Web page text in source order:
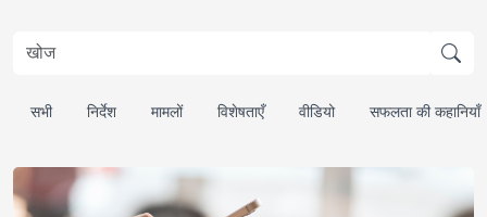
सभी निर्देश मामलों विशेषताएँ वीडियो सफलता की कहानियाँ